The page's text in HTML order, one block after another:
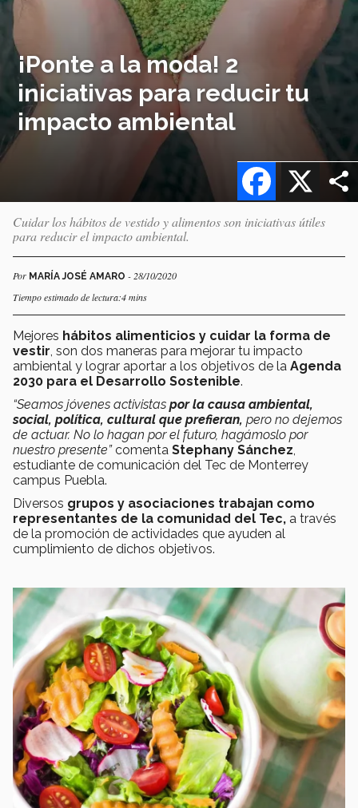
¡Ponte a la moda! 2
iniciativas para reducir tu
impacto ambiental
X
Facebook
Cuidar los hábitos de vestido y alimentos son iniciativas útiles
para reducir el impacto ambiental.
Por MARÍA JOSÉ AMARO - 28/10/2020
Tiempo estimado de lectura:4 mins
Mejores hábitos alimenticios y cuidar la forma de
vestir , son dos maneras para mejorar tu impacto
ambiental y lograr aportar a los objetivos de la Agenda
2030 para el Desarrollo Sostenible.
“Seamos jóvenes activistas por la causa ambiental,
social, política, cultural que prefieran, pero no dejemos
de actuar. No lo hagan por el futuro, hagámoslo por
nuestro presente”comenta Stephany Sánchez
estudiante de comunicación del Tec de Monterrey
campus Puebla.
Diversos grupos y asociaciones trabajan como
representantes de la comunidad del Tec, a través
de la promoción de actividades que ayuden al
cumplimiento de dichos objetivos.